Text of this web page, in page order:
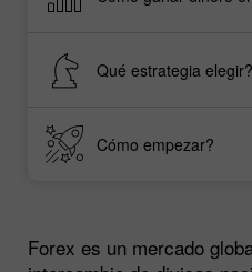
Qué estrategia elegir?
Cómo empezar?
Forex es un mercado